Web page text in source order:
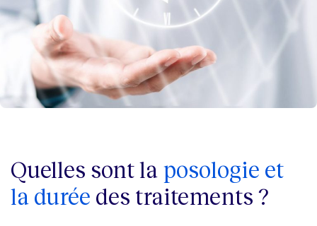
Quelles sont la posologie et
la durée des traitements ?